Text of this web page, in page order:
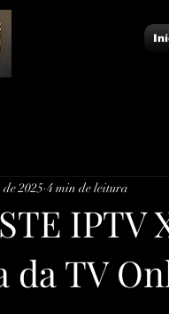
IPTV
da TV
de 2025 4 min de leitura